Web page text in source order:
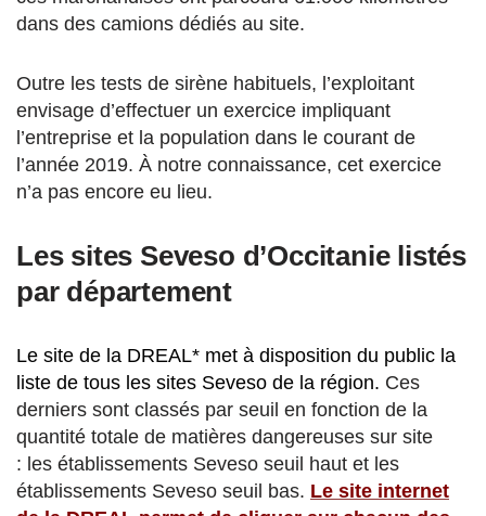
dans des camions dédiés au site.
Outre les tests de sirène habituels, l’exploitant
envisage d’effectuer un exercice impliquant
l’entreprise et la population dans le courant de
l’année 2019. À notre connaissance, cet exercice
n’a pas encore eu lieu.
Les sites Seveso d’Occitanie listés
par département
Le site de la DREAL* met à disposition du public la
liste de tous les sites Seveso de la région. Ces
derniers sont classés par seuil en fonction de la
quantité totale de matières dangereuses sur site
: les établissements Seveso seuil haut et les
établissements Seveso seuil bas. Le site internet